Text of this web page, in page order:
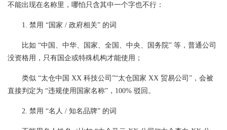
不能出现在名称里，哪怕只含其中一个字也不行：
1. 禁用 “国家 / 政府相关” 的词
比如 “中国、中华、国家、全国、中央、国务院” 等，普通公司
没资格用，只有国企或特殊机构才能使用；
类似 “太仓中国 XX 科技公司”“太仓国家 XX 贸易公司”，会被
直接判定为 “违规使用国家名称”，100% 驳回。
2. 禁用 “名人 / 知名品牌” 的词